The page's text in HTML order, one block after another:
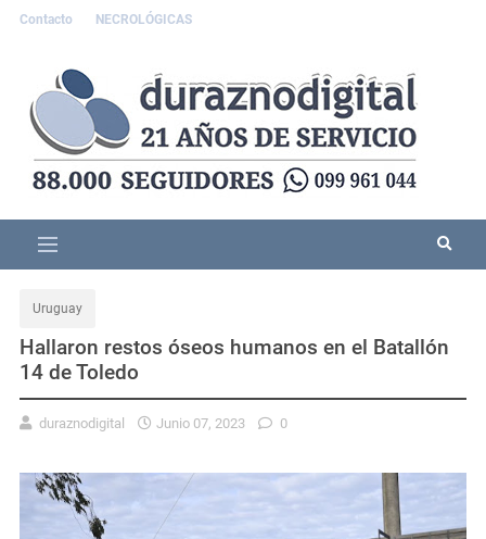
Contacto NECROLÓGICAS
Uruguay
Hallaron restos óseos humanos en el Batallón
14 de Toledo
duraznodigital Junio 07, 2023 0